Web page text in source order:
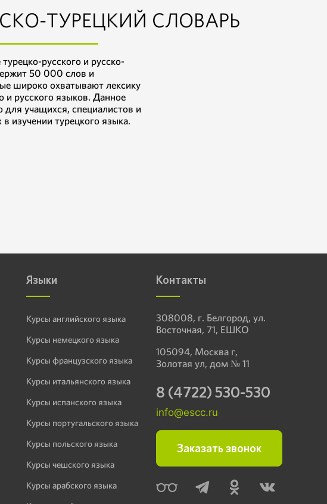
ТУРЕЦКИЙ СЛОВАРЬ
русского и русско-
50 000 слов и
широко охватывают лексику
и русского языков. Данное
для учащихся, специалистов и
изучении турецкого языка.
Языки
Курсы английского языка
Курсы немецкого языка
Курсы французского языка
Курсы итальянского языка
Курсы испанского языка
Курсы португальского языка
Курсы польского языка
Курсы чешского языка
Курсы арабского языка
Контакты
308008, г. Белгород, ул.
Восточная, 71, ЕШКО
105094, Москва г,
Золотая ул, дом № 11
8 (4722) 530-530
info@escc.ru
Заказать звонок